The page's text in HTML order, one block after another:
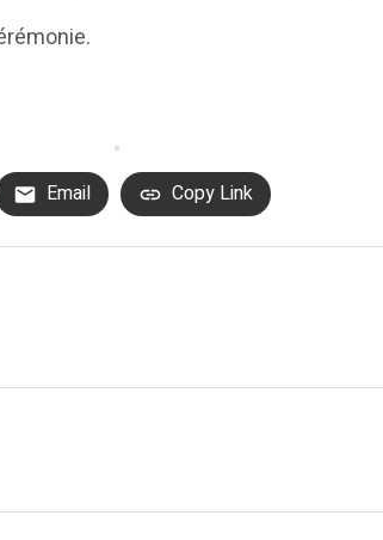
Email Copy Link